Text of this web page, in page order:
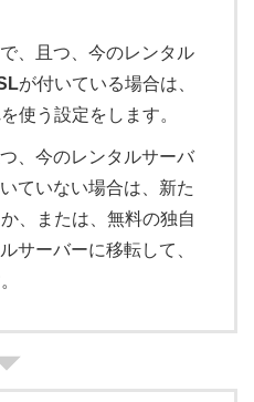
、且つ、今のレンタル
が付いている場合は、
使う設定をします。
、今のレンタルサーバ
ていない場合は、新た
、または、無料の独自
サーバーに移転して、